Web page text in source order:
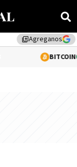
library_addAgreganos
0.92%